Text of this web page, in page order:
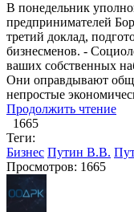
В понедельник
предпринимателей
третий доклад,
бизнесменов. -
ваших собственных
Они оправдывают
непростые
Продолжить чтение
1665
Теги:
Бизнес Путин В.В.
Просмотров: 1665